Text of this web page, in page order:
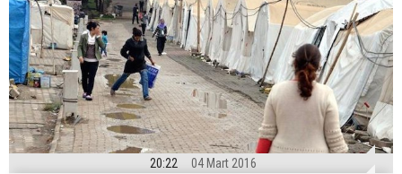
20:22 04 Mart 2016